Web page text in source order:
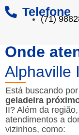
Telefone
(71)
Onde
Alphaville
Está buscando por
geladeira
II? Além da
atendimentos a
vizinhos, como: